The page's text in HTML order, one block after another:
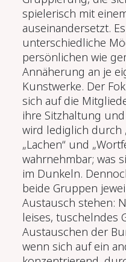
spielerisch mit
auseinandersetzt.
unterschiedliche
persönlichen wie
Annäherung an je
Kunstwerke. Der
sich auf die
ihre Sitzhaltung
wird lediglich durch
„Lachen“ und
wahrnehmbar; was
im Dunkeln.
beide Gruppen
Austausch stehen:
leises, tuschelndes
Austauschen der
wenn sich auf ein